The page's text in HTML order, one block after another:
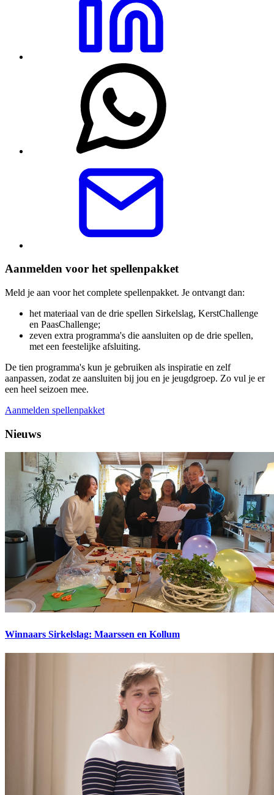
Aanmelden voor het spellenpakket
Meld je aan voor het complete spellenpakket. Je ontvangt dan:
het materiaal van de drie spellen Sirkelslag, KerstChallenge
en PaasChallenge;
zeven extra programma's die aansluiten op de drie spellen,
met een feestelijke afsluiting.
De tien programma's kun je gebruiken als inspiratie en zelf
aanpassen, zodat ze aansluiten bij jou en je jeugdgroep. Zo vul je er
een heel seizoen mee.
Aanmelden spellenpakket
Nieuws
Winnaars Sirkelslag: Maarssen en Kollum